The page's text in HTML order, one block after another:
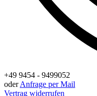
+49 9454 - 9499052
oderAnfrage per Mail
Vertrag widerrufen